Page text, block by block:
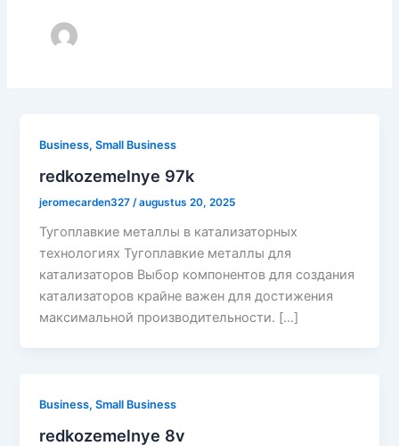
Business, Small Business
redkozemelnye 97k
jeromecarden327/augustus 20, 2025
Тугоплавкие металлы в катализаторных
технологиях Тугоплавкие металлы для
катализаторов Выбор компонентов для создания
катализаторов крайне важен для достижения
максимальной производительности. […]
Business, Small Business
redkozemelnye 8v